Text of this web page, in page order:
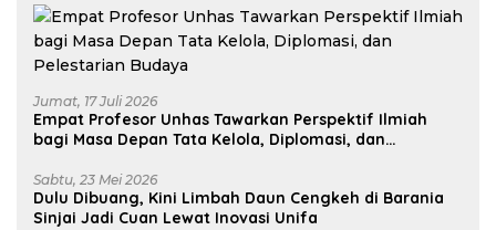
Jumat, 17 Juli 2026
Empat Profesor Unhas Tawarkan Perspektif Ilmiah
bagi Masa Depan Tata Kelola, Diplomasi, dan
Sabtu, 23 Mei 2026
Dulu Dibuang, Kini Limbah Daun Cengkeh di Barania
Sinjai Jadi Cuan Lewat Inovasi Unifa